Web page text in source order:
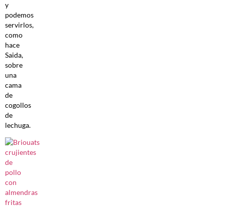
y
podemos
servirlos,
como
hace
Saida,
sobre
una
cama
de
cogollos
de
lechuga.